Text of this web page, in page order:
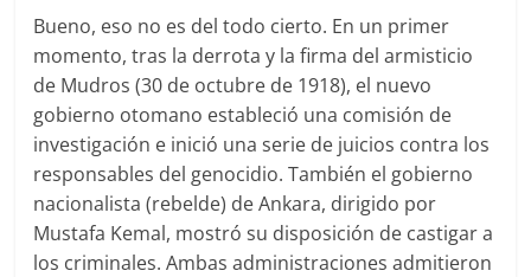
Bueno, eso no es del todo cierto. En un primer
momento, tras la derrota y la firma del armisticio
de Mudros (30 de octubre de 1918), el nuevo
gobierno otomano estableció una comisión de
investigación e inició una serie de juicios contra los
responsables del genocidio. También el gobierno
nacionalista (rebelde) de Ankara, dirigido por
Mustafa Kemal, mostró su disposición de castigar a
los criminales. Ambas administraciones admitieron